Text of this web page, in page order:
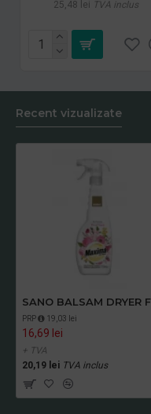
25,48 lei TVA inclus
Recent vizualizate
PRP 19,03 lei
16,69 lei
+ TVA
20,19 lei TVA inclus